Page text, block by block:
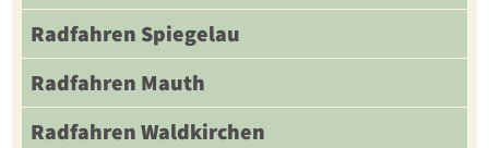
Radfahren Spiegelau
Radfahren Mauth
Radfahren Waldkirchen